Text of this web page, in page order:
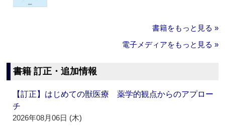
書籍をもっと見る »
電子メディアをもっと見る »
書籍 訂正・追加情報
【訂正】はじめての獣医療 薬学的観点からのアプロー
チ
2026年08月06日 (木)